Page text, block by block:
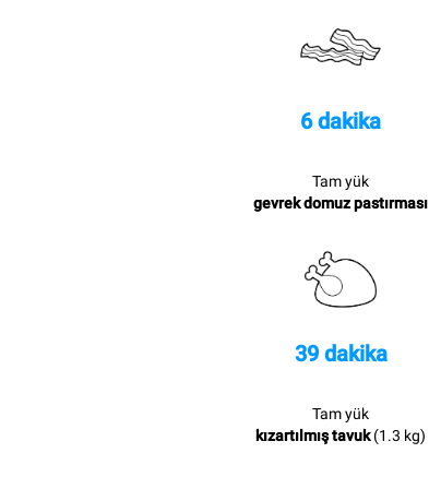
6 dakika
Tam yük
gevrek domuz pastırması
39 dakika
Tam yük
kızartılmış tavuk(1.3 kg)